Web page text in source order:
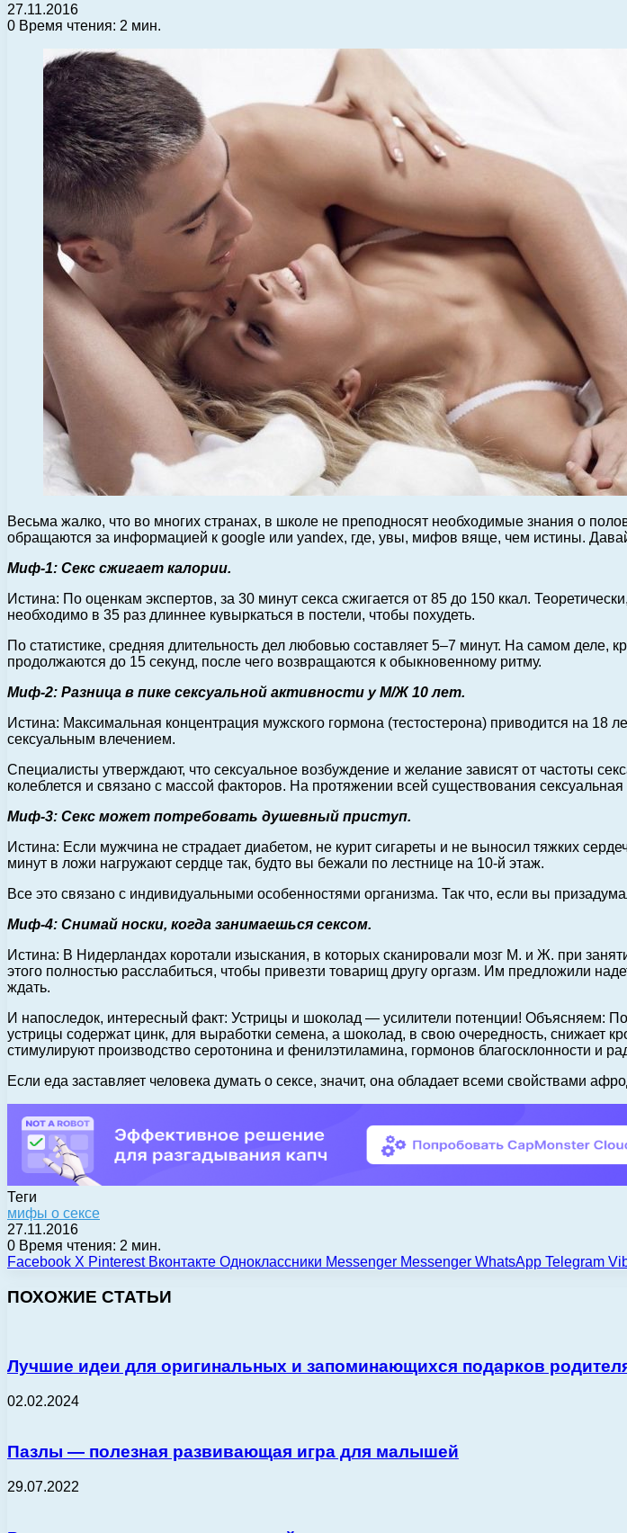
27.11.2016
0 Время чтения: 2 мин.
Весьма жалко, что во многих странах, в школе не преподносят необходимые знания о
обращаются за информацией к google или yandex, где, увы, мифов вяще, чем истины.
Миф-1: Секс сжигает калории.
Истина: По оценкам экспертов, за 30 минут секса сжигается от 85 до 150 ккал.
необходимо в 35 раз длиннее кувыркаться в постели, чтобы похудеть.
По статистике, средняя длительность дел любовью составляет 5–7 минут. На самом деле,
продолжаются до 15 секунд, после чего возвращаются к обыкновенному ритму.
Миф-2: Разница в пике сексуальной активности у М/Ж 10 лет.
Истина: Максимальная концентрация мужского гормона (тестостерона) приводится на 18
сексуальным влечением.
Специалисты утверждают, что сексуальное возбуждение и желание зависят от частоты
колеблется и связано с массой факторов. На протяжении всей существования сексуальная
Миф-3: Секс может потребовать душевный приступ.
Истина: Если мужчина не страдает диабетом, не курит сигареты и не выносил тяжких
минут в ложи нагружают сердце так, будто вы бежали по лестнице на 10-й этаж.
Все это связано с индивидуальными особенностями организма. Так что, если вы
Миф-4: Снимай носки, когда занимаешься сексом.
Истина: В Нидерландах коротали изыскания, в которых сканировали мозг М. и Ж. при
этого полностью расслабиться, чтобы привезти товарищ другу оргазм. Им предложили
ждать.
И напоследок, интересный факт: Устрицы и шоколад — усилители потенции! Объясняем:
устрицы содержат цинк, для выработки семена, а шоколад, в свою очередность, снижает
стимулируют производство серотонина и фенилэтиламина, гормонов благосклонности и
Если еда заставляет человека думать о сексе, значит, она обладает всеми свойствами
Теги
мифы о сексе
27.11.2016
0 Время чтения: 2 мин.
Facebook X Pinterest Вконтакте Одноклассники Messenger Messenger WhatsApp Telegram
ПОХОЖИЕ СТАТЬИ
Лучшие идеи для оригинальных и запоминающихся подарков
02.02.2024
Пазлы — полезная развивающая игра для малышей
29.07.2022